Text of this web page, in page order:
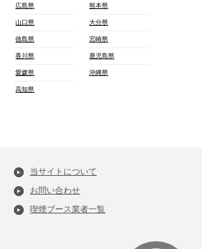
広島県
山口県
徳島県
香川県
愛媛県
高知県
熊本県
大分県
宮崎県
鹿児島県
沖縄県
当サイトについて
お問い合わせ
喫煙ブース業者一覧